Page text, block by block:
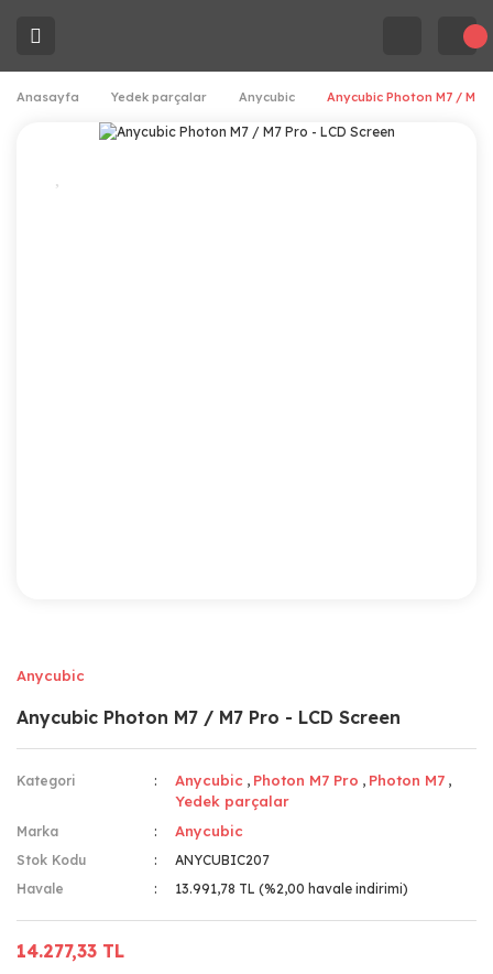
Anasayfa Yedek parçalar Anycubic Anycubic Photon M7 / M7
Anycubic
Anycubic Photon M7 / M7 Pro - LCD Screen
Kategori Anycubic , Photon M7 Pro , Photon M7 ,
Yedek parçalar
Marka Anycubic
Stok Kodu
ANYCUBIC207
Havale
13.991,78 TL (%2,00 havale indirimi)
14.277,33 TL